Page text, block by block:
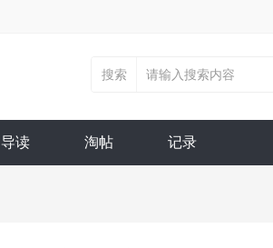
搜索
导读 淘帖 记录